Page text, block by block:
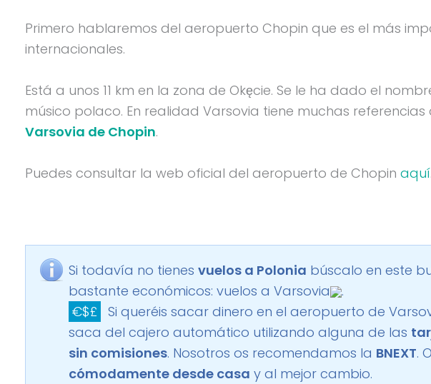
Primero hablaremos del aeropuerto Chopin que es el más
internacionales.
Está a unos 11 km en la zona de Okęcie. Se le ha dado el
músico polaco. En realidad Varsovia tiene muchas referencias
Varsovia de Chopin.
Puedes consultar la web oficial del aeropuerto de Chopin aquí
Si todavía no tienes vuelos a Polonia búscalo en este
bastante económicos: vuelos a Varsovia
.
€$£
Si queréis sacar dinero en el aeropuerto de
saca del cajero automático utilizando alguna de las
sin comisiones. Nosotros os recomendamos la BNEXT.
cómodamente desde casa y al mejor cambio.